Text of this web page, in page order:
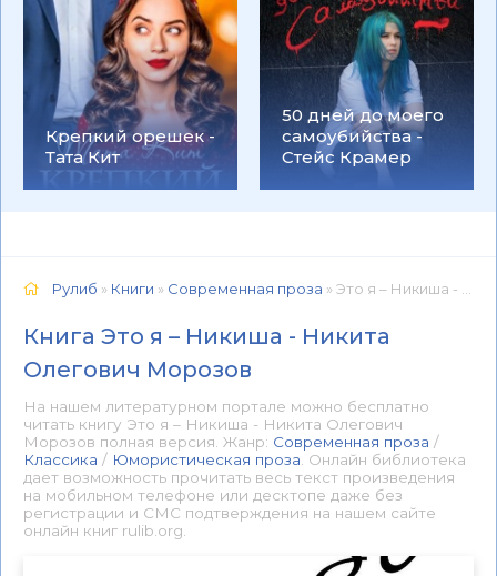
Крепкий орешек -
Тата Кит
50 дней до моего
самоубийства -
Стейс Крамер
Рулиб » Книги » Современная проза » Это я – Никиша - Никита Олегович Морозов 📕 - Книга онлайн бесплатно
Книга Это я – Никиша - Никита
Олегович Морозов
На нашем литературном портале можно бесплатно
читать книгу Это я – Никиша - Никита Олегович
Морозов полная версия. Жанр: Современная проза /
Классика / Юмористическая проза . Онлайн библиотека
дает возможность прочитать весь текст произведения
на мобильном телефоне или десктопе даже без
регистрации и СМС подтверждения на нашем сайте
онлайн книг rulib.org.